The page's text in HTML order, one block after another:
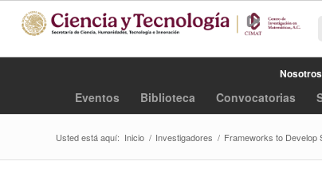
Nosotros
Eventos Biblioteca Convocatorias
Usted está aquí: Inicio / Investigadores / Frameworks to Develop